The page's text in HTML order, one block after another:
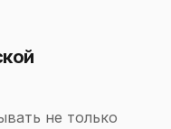
не только